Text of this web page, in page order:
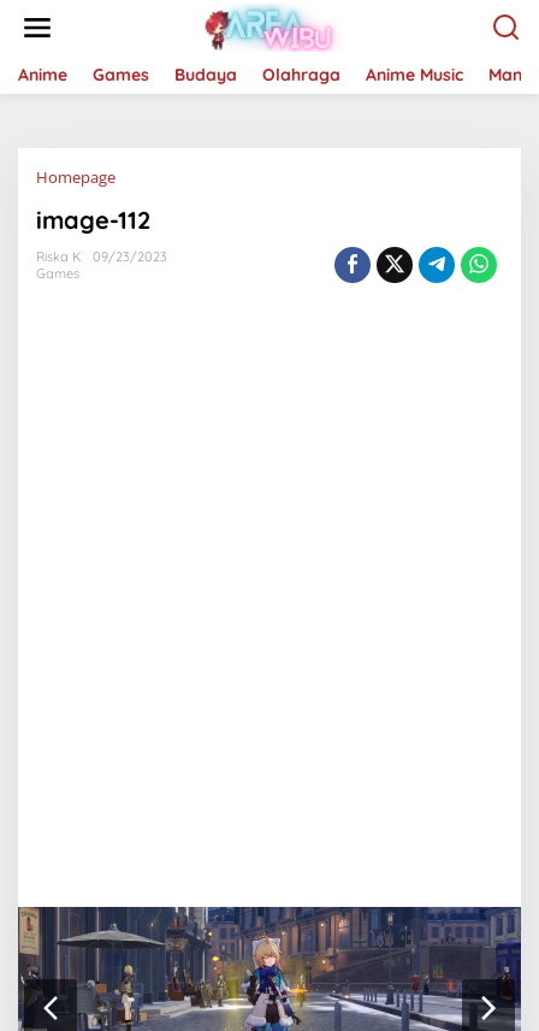
Anime Games Budaya Olahraga Anime Music
HomepageLampiran
image-112
Riska K
09/23/2023
Games